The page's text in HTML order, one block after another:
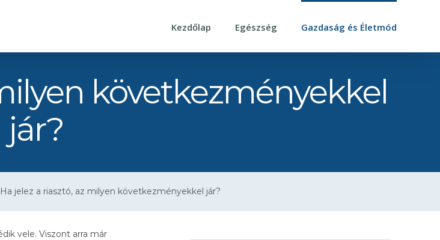
Kezdőlap Egészség Gazdaság és Életmód
következményekkel
jár?
Ha jelez a riasztó, az milyen következményekkel jár?
vele. Viszont arra már